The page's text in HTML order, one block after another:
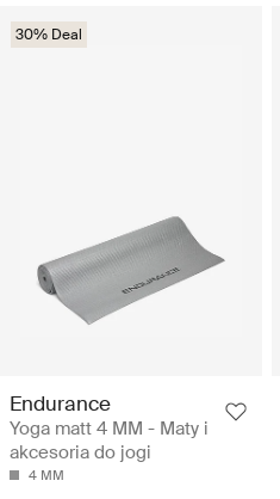
30% Deal
Endurance
Yoga matt 4 MM - Maty i
akcesoria do jogi
4 MM